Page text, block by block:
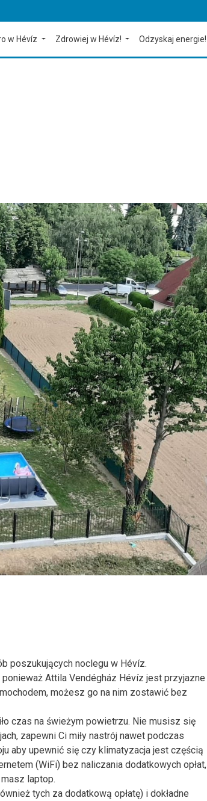
w Hévíz Zdrowiej w Hévíz! Odzyskaj energie!
poszukujących noclegu w Hévíz.
Attila Vendégház Hévíz jest przyjazne
możesz go na nim zostawić bez
czas na świeżym powietrzu. Nie musisz się
zapewni Ci miły nastrój nawet podczas
aby upewnić się czy klimatyzacja jest częścią
(WiFi) bez naliczania dodatkowych opłat,
laptop.
tych za dodatkową opłatę) i dokładne